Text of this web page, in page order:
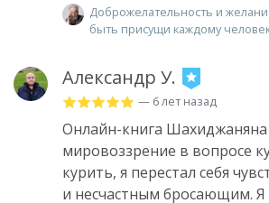
Доброжелательность и
быть присущи каждому
Александр У.
— 6 лет назад
Онлайн-книга
мировоззрение в вопросе
курить, я перестал себя
и несчастным бросающим. Я